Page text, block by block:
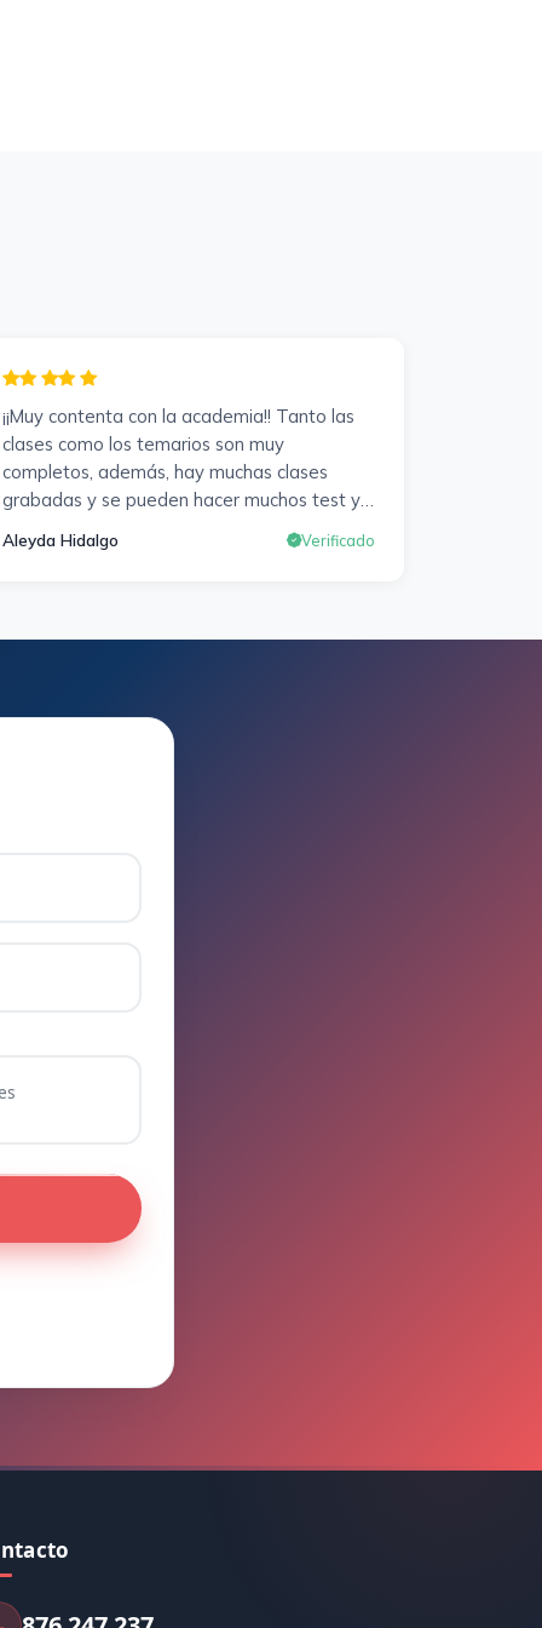
¡¡Muy contenta con la academia!! Tanto las
clases como los temarios son muy
completos, además, hay muchas clases
grabadas y se pueden hacer muchos test y
exámenes oficiales. Responden muy rápido
a los correros y cada pocos días hay
Aleyda Hidalgo Verificado